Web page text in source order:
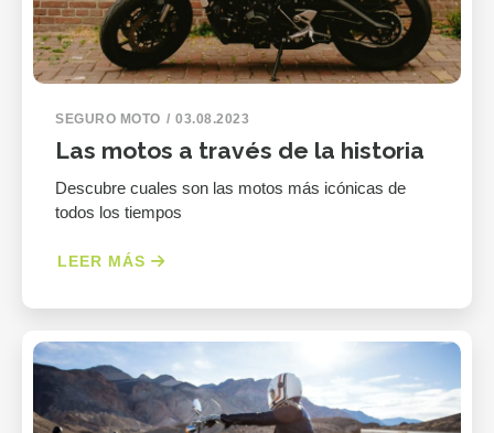
SEGURO MOTO 03.08.2023
Las motos a través de la historia
Descubre cuales son las motos más icónicas de
todos los tiempos
LEER MÁS